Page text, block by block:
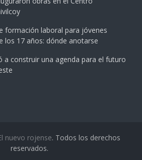
formación laboral para jóvenes
los 17 años: dónde anotarse
a construir una agenda para el futuro
nuevo rojense. Todos los derechos
reservados.